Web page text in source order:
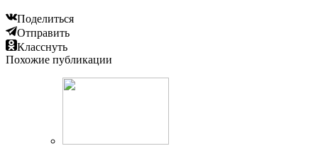
Поделиться
Отправить
Класснуть
Похожие публикации